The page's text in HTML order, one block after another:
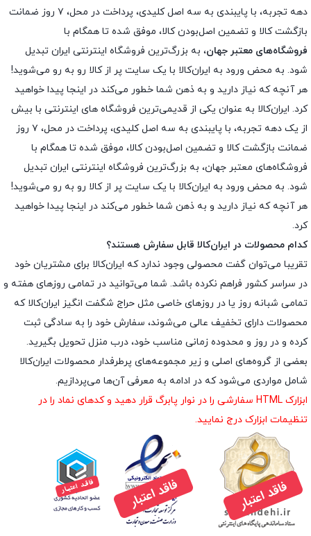
دهه تجربه، با پایبندی به سه اصل کلیدی، پرداخت در محل، ۷ روز ضمانت
بازگشت کالا و تضمین اصل‌بودن کالا، موفق شده تا همگام با
فروشگاه‌های معتبر جهان، به بزرگ‌ترین فروشگاه اینترنتی ایران تبدیل
شود. به محض ورود به ایران‌کالا با یک سایت پر از کالا رو به رو می‌شوید!
هر آنچه که نیاز دارید و به ذهن شما خطور می‌کند در اینجا پیدا خواهید
کرد. ایران‌کالا به عنوان یکی از قدیمی‌ترین فروشگاه های اینترنتی با بیش
از یک دهه تجربه، با پایبندی به سه اصل کلیدی، پرداخت در محل، ۷ روز
ضمانت بازگشت کالا و تضمین اصل‌بودن کالا، موفق شده تا همگام با
فروشگاه‌های معتبر جهان، به بزرگ‌ترین فروشگاه اینترنتی ایران تبدیل
شود. به محض ورود به ایران‌کالا با یک سایت پر از کالا رو به رو می‌شوید!
هر آنچه که نیاز دارید و به ذهن شما خطور می‌کند در اینجا پیدا خواهید
کرد.
کدام محصولات در ایران‌کالا قابل سفارش هستند؟
تقریبا می‌توان گفت محصولی وجود ندارد که ایران‌کالا برای مشتریان خود
در سراسر کشور فراهم نکرده باشد. شما می‌توانید در تمامی روزهای هفته و
تمامی شبانه روز یا در روزهای خاصی مثل حراج شگفت انگیز ایران‌کالا که
محصولات دارای تخفیف عالی می‌شوند، سفارش خود را به سادگی ثبت
کرده و در روز و محدوده زمانی مناسب خود، درب منزل تحویل بگیرید.
بعضی از گروه‌های اصلی و زیر مجموعه‌های پرطرفدار محصولات ایران‌کالا
شامل مواردی می‌شود که در ادامه به معرفی آن‌ها می‌پردازیم.
ابزارک HTML سفارشی را در نوار پابرگ قرار دهید و کدهای نماد را در
تنظیمات ابزارک درج نمایید.